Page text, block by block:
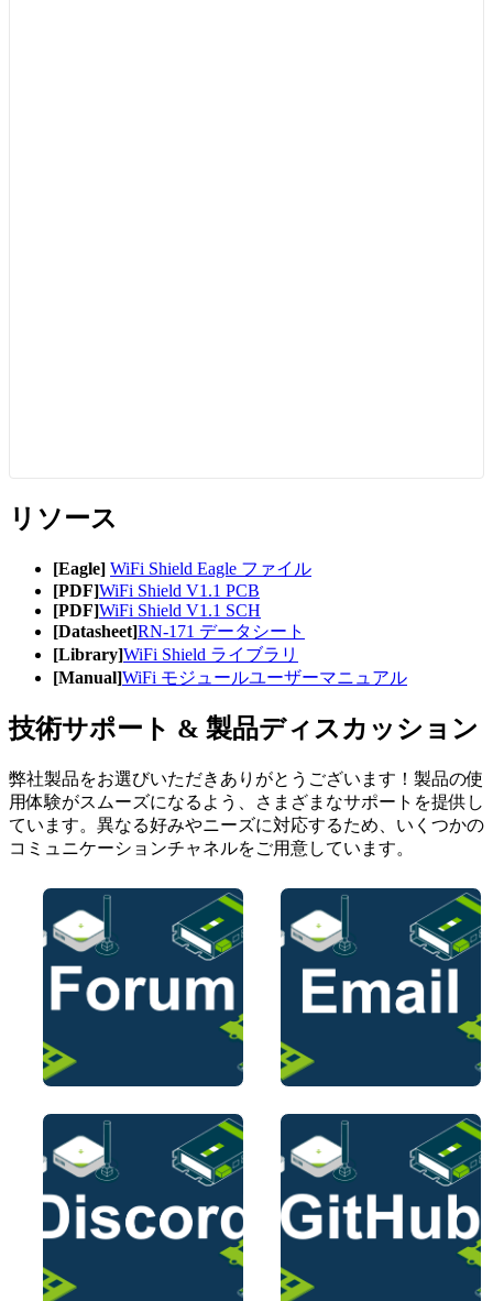
リソース
[Eagle] WiFi Shield Eagle ファイル
[PDF]WiFi Shield V1.1 PCB
[PDF]WiFi Shield V1.1 SCH
[Datasheet]RN-171 データシート
[Library]WiFi Shield ライブラリ
[Manual]WiFi モジュールユーザーマニュアル
技術サポート & 製品ディスカッション
弊社製品をお選びいただきありがとうございます！製品の使
用体験がスムーズになるよう、さまざまなサポートを提供し
ています。異なる好みやニーズに対応するため、いくつかの
コミュニケーションチャネルをご用意しています。